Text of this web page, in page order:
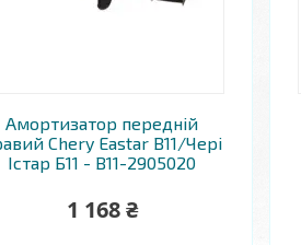
Амортизатор передній
Chery Eastar B11/Чері
Істар Б11 - B11-2905020
1 168 ₴